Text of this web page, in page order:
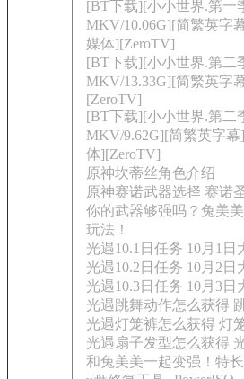
[BT下载][小小世界.第一
MKV/10.06G][简繁英字
媒体][ZeroTV]
[BT下载][小小世界.第二
MKV/13.33G][简繁英字
[ZeroTV]
[BT下载][小小世界.第二
MKV/9.62G][简繁英字
体][ZeroTV]
原神坎蒂丝角色介绍
原神赛诺武器选择 赛诺
你的武器够强吗？兔美
玩法！
光遇10.1日任务 10月1
光遇10.2日任务 10月2
光遇10.3日任务 10月3
光遇跳舞动作怎么获得
光遇灯笼裤怎么获得 灯
光遇扇子发型怎么获得
和兔美美一起变强！特